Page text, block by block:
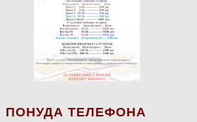
ПОНУДА ТЕЛЕФОНА